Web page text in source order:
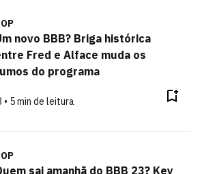
novo BBB? Briga histórica
Fred e Alface muda os
do programa
5 min de leitura
sai amanhã do BBB 23? Key